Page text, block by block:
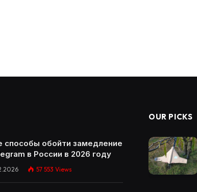
способы обойти замедление
в России в 2026 году
57 553 Views
OUR PICKS